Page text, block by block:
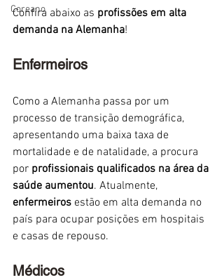
Coreano
Confira abaixo as profissões em alta
demanda na Alemanha!
Enfermeiros
Como a Alemanha passa por um
processo de transição demográfica,
apresentando uma baixa taxa de
mortalidade e de natalidade, a procura
por profissionais qualificados na área da
saúde aumentou. Atualmente,
enfermeiros estão em alta demanda no
país para ocupar posições em hospitais
e casas de repouso.
Médicos